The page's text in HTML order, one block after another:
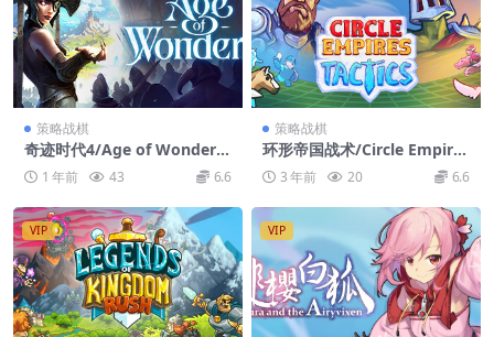
策略战棋
奇迹时代4/Age of Wonders
4 1 年前 43 6.6
策略战棋
环形帝国战术/Circle Empires
Tactics
3 年前 20 6.6
VIP VIP